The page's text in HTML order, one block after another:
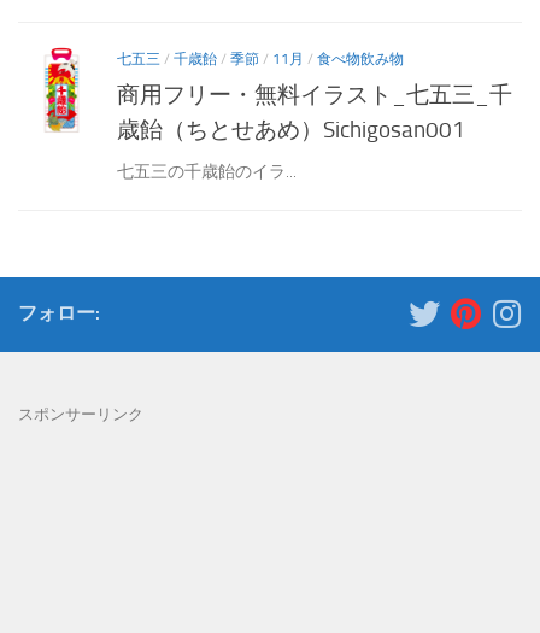
七五三 / 千歳飴 / 季節 / 11月 / 食べ物飲み物
商用フリー・無料イラスト_七五三_千
歳飴（ちとせあめ）Sichigosan001
七五三の千歳飴のイラ...
フォロー:
スポンサーリンク